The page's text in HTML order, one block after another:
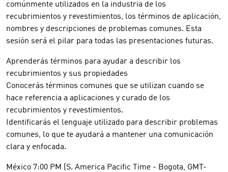
comúnmente utilizados en la industria de los
recubrimientos y revestimientos, los términos de aplicación,
nombres y descripciones de problemas comunes. Esta
sesión será el pilar para todas las presentaciones futuras.
Aprenderás términos para ayudar a describir los
recubrimientos y sus propiedades
Conocerás términos comunes que se utilizan cuando se
hace referencia a aplicaciones y curado de los
recubrimientos y revestimientos.
Identificarás el lenguaje utilizado para describir problemas
comunes, lo que te ayudará a mantener una comunicación
clara y enfocada.
México 7:00 PM (S. America Pacific Time - Bogota, GMT-